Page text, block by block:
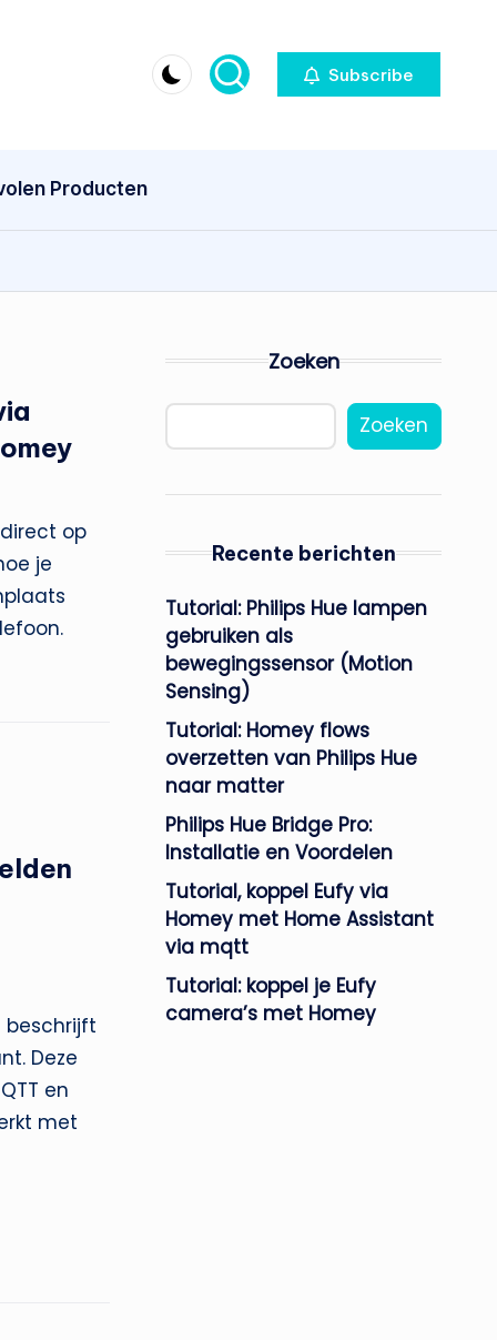
Subscribe
Producten
op
je
beschrijft
Deze
en
met
Zoeken
Zoeken
Recente berichten
Tutorial: Philips Hue lampen
gebruiken als
bewegingssensor (Motion
Sensing)
Tutorial: Homey flows
overzetten van Philips Hue
naar matter
Philips Hue Bridge Pro:
Installatie en Voordelen
Tutorial, koppel Eufy via
Homey met Home Assistant
via mqtt
Tutorial: koppel je Eufy
camera’s met Homey